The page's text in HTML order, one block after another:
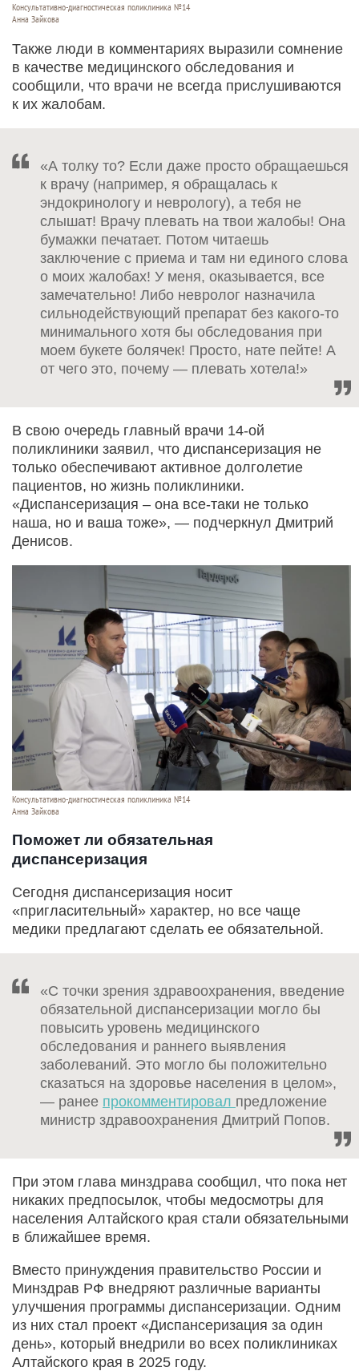
Консультативно-диагностическая поликлиника №14
Анна Зайкова
Также люди в комментариях выразили сомнение
в качестве медицинского обследования и
сообщили, что врачи не всегда прислушиваются
к их жалобам.
«А толку то? Если даже просто обращаешься
к врачу (например, я обращалась к
эндокринологу и неврологу), а тебя не
слышат! Врачу плевать на твои жалобы! Она
бумажки печатает. Потом читаешь
заключение с приема и там ни единого слова
о моих жалобах! У меня, оказывается, все
замечательно! Либо невролог назначила
сильнодействующий препарат без какого-то
минимального хотя бы обследования при
моем букете болячек! Просто, нате пейте! А
от чего это, почему — плевать хотела!»
В свою очередь главный врачи 14-ой
поликлиники заявил, что диспансеризация не
только обеспечивают активное долголетие
пациентов, но жизнь поликлиники.
«Диспансеризация – она все-таки не только
наша, но и ваша тоже», — подчеркнул Дмитрий
Денисов.
Консультативно-диагностическая поликлиника №14
Анна Зайкова
Поможет ли обязательная
диспансеризация
Сегодня диспансеризация носит
«пригласительный» характер, но все чаще
медики предлагают сделать ее обязательной.
«С точки зрения здравоохранения, введение
обязательной диспансеризации могло бы
повысить уровень медицинского
обследования и раннего выявления
заболеваний. Это могло бы положительно
сказаться на здоровье населения в целом»,
— ранее прокомментировал предложение
министр здравоохранения Дмитрий Попов.
При этом глава минздрава сообщил, что пока нет
никаких предпосылок, чтобы медосмотры для
населения Алтайского края стали обязательными
в ближайшее время.
Вместо принуждения правительство России и
Минздрав РФ внедряют различные варианты
улучшения программы диспансеризации. Одним
из них стал проект «Диспансеризация за один
день», который внедрили во всех поликлиниках
Алтайского края в 2025 году.